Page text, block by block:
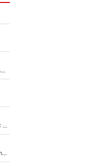
«Détester à vie», Stéphane Guy dans une embrouille à cause du PSG !
Mercato - OM - «Dès que je prends un club, je t’appellerai» : La promesse de Marcelino au moment de claquer la porte
Victime de racisme contre Murray, Kyrgios pousse un énorme coup de gueule !